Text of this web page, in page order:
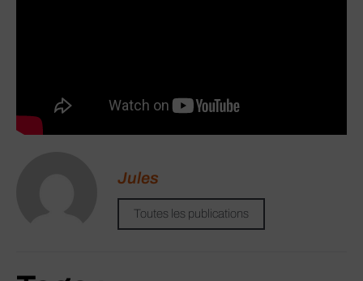
Jules
Toutes les publications